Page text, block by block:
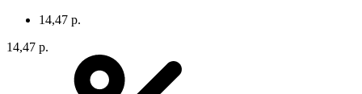
14,47 р.
14,47 р.